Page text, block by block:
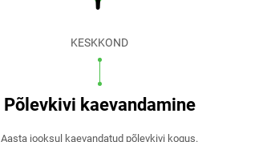
KESKKOND
Põlevkivi kaevandamine
Aasta jooksul kaevandatud põlevkivi kogus.